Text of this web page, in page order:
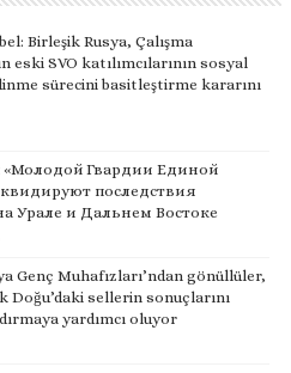
Birleşik Rusya, Çalışma
eski SVO katılımcılarının sosyal
sürecini basitleştirme kararını
«Молодой Гвардии Единой
последствия
Урале и Дальнем Востоке
Genç Muhafızları’ndan gönüllüler,
Doğu’daki sellerin sonuçlarını
yardımcı oluyor